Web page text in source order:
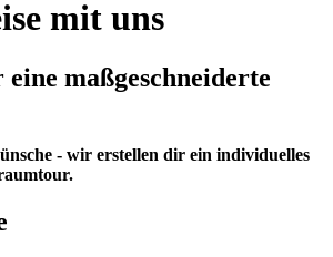
mit uns
maßgeschneiderte
- wir erstellen dir ein individuelles